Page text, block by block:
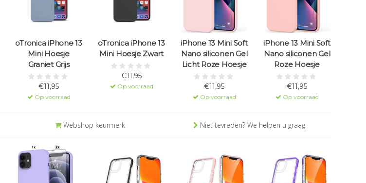
oTronica iPhone 13
Mini Hoesje
Graniet Grijs
€11,95
Op voorraad
oTronica iPhone 13
Mini Hoesje Zwart
€11,95
Op voorraad
iPhone 13 Mini Soft
Nano siliconen Gel
Licht Roze Hoesje
€11,95
Op voorraad
iPhone 13 Mini Soft
Nano siliconen Gel
Roze Hoesje
€11,95
Op voorraad
Webshop keurmerk Niet tevreden? We helpen u graag